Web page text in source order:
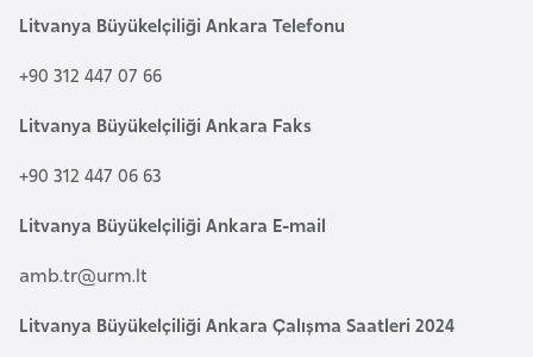
l
r
Litvanya Büyükelçiliği Ankara Telefonu
+90 312 447 07 66
Litvanya Büyükelçiliği Ankara Faks
+90 312 447 06 63
Litvanya Büyükelçiliği Ankara E-mail
amb.tr@urm.lt
Litvanya Büyükelçiliği Ankara Çalışma Saatleri 2024
a
z
r
b
y
a